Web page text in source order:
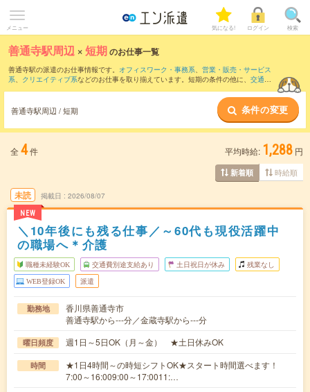
メニュー 気になる! ログイン 検索
善通寺駅周辺 ×短期のお仕事一覧
善通寺駅の派遣のお仕事情報です。 オフィスワーク・事務系、 営業・販売・サービス
系、 クリエイティブ系などのお仕事を取り揃えています。短期の条件の他に、 交通費
善通寺駅周辺 / 短期 条件の変更
全 4件 平均時給: 1,288 円
新着順 時給順
未読
NEW
掲載日 2026/08/07
＼10年後にも残る仕事／～60代も現役活躍中
の職場へ＊介護
職種未経験OK 交通費別途支給あり 土日祝日が休み 残業なし
WEB登録OK 派遣
勤務地
香川県善通寺市
善通寺駅から---分／金蔵寺駅から---分
曜日頻度 週1日～5日OK（月～金） ★土日休みOK
時間
★1日4時間～の時短シフトOK★スタート時間選べます！
7:00～16:009:00～17:0011:…